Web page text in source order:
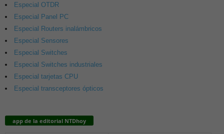
Especial OTDR
Especial Panel PC
Especial Routers inalámbricos
Especial Sensores
Especial Switches
Especial Switches industriales
Especial tarjetas CPU
Especial transceptores ópticos
app de la editorial NTDhoy